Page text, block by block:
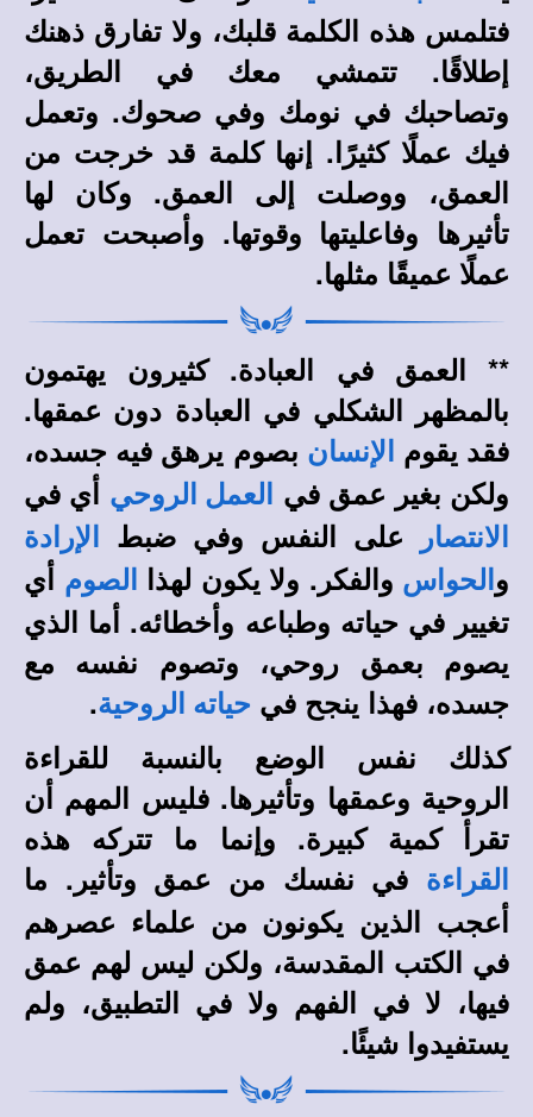
فتلمس هذه الكلمة قلبك، ولا تفارق ذهنك
إطلاقًا. تتمشي معك في الطريق،
وتصاحبك في نومك وفي صحوك. وتعمل
فيك عملًا كثيرًا. إنها كلمة قد خرجت من
العمق، ووصلت إلى العمق. وكان لها
تأثيرها وفاعليتها وقوتها. وأصبحت تعمل
عملًا عميقًا مثلها.
** العمق في العبادة. كثيرون يهتمون
بالمظهر الشكلي في العبادة دون عمقها.
فقد يقوم
الإنسان بصوم يرهق فيه جسده،
ولكن بغير عمق في
العمل الروحي أي في
الانتصار على النفس وفي ضبط الإرادة
و الحواس والفكر. ولا يكون لهذا الصوم أي
تغيير في حياته وطباعه وأخطائه. أما الذي
يصوم بعمق روحي، وتصوم نفسه مع
جسده، فهذا ينجح في حياته الروحية.
كذلك نفس الوضع بالنسبة للقراءة
الروحية وعمقها وتأثيرها. فليس المهم أن
تقرأ كمية كبيرة. وإنما ما تتركه هذه
القراءة
في نفسك من عمق وتأثير. ما
أعجب الذين يكونون من علماء عصرهم
في الكتب المقدسة، ولكن ليس لهم عمق
فيها، لا في الفهم ولا في التطبيق، ولم
يستفيدوا شيئًا.